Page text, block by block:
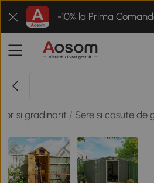
-10% la Prima
si gradinarit / Sere si casute de